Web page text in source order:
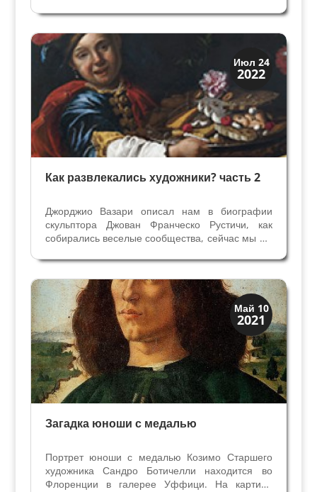
Возрождения, мы видим их на
аристократических портретах – речь идет о
карликах. Каждый уважающий себя...
Июл 24
2022
Праздники и легенды
Традиции
Как развлекались художники? часть 2
Джорджио Вазари описал нам в биографии
скульптора Джован Франческо Рустичи, как
собирались веселые сообщества, сейчас мы бы
художники и скульпторы с друзьми. Начало в
статье Как развлекалсь художники? Расскажу о
них охотно, говорит...
Май 10
2021
Искусство
Тайны картин
Загадка юноши с медалью
Портрет юноши с медалью Козимо Старшего
художника Сандро Ботичелли находится во
Флоренции в галерее Уффици. На картине